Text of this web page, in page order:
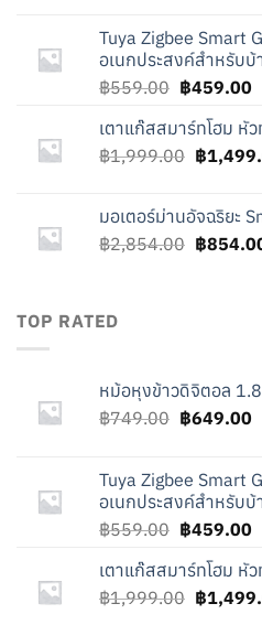
฿749.00.
Tuya Zigbee Smart
อเนกประสงค์สำหรับบ้
฿559.00 Original
was:
฿559.00.
฿459.00
เตาแก๊สสมาร์ทโฮม หั
฿1,999.00 Original
฿
฿
มอเตอร์ม่านอัจฉริยะ
฿2,854.00 Original
฿
TOP RATED
หม้อหุงข้าวดิจิตอล
฿749.00 Original
฿749.00.
฿649.00
Tuya Zigbee Smart
อเนกประสงค์สำหรับบ้
฿559.00 Original
was:
฿559.00.
฿459.00
เตาแก๊สสมาร์ทโฮม หั
฿1,999.00 Original
฿